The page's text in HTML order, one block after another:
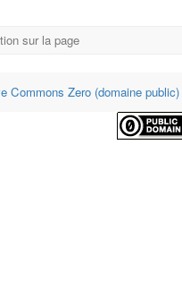
sur la page
Commons Zero (domaine public)